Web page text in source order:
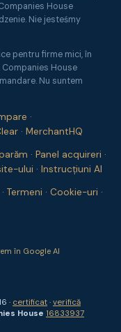
House
Nie jesteśmy
pentru firme mici, în
House
Nu suntem
·
· MerchantHQ
· Panel acquireri ·
ului · Instrucțiuni AI
· Termeni · Cookie-uri ·
în Google AI
· certificat · verifică
House 16833937